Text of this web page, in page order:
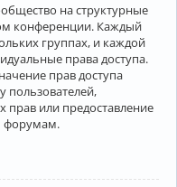
на структурные
конференции. Каждый
группах, и каждой
права доступа.
прав доступа
пользователей,
или предоставление
форумам.